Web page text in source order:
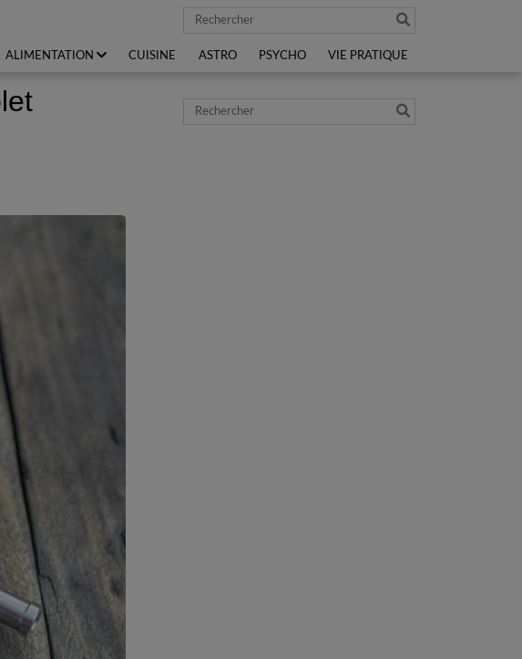
Rechercher
ALIMENTATION CUISINE ASTRO PSYCHO VIE PRATIQUE
Rechercher